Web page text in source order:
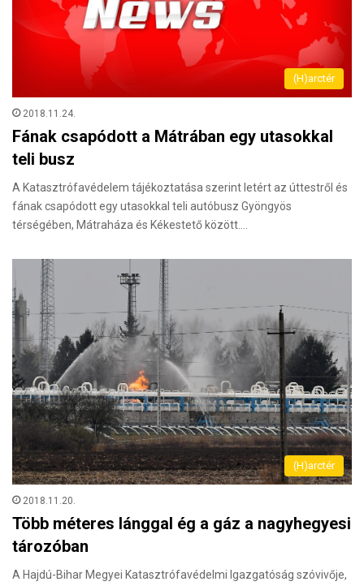
(H)arctér
2018.11.24.
Fának csapódott a Mátrában egy utasokkal
teli busz
A Katasztrófavédelem tájékoztatása szerint letért az úttestről és
fának csapódott egy utasokkal teli autóbusz Gyöngyös
térségében, Mátraháza és Kékestető között.…
(H)arctér
2018.11.20.
Több méteres lánggal ég a gáz a nagyhegyesi
tározóban
A Hajdú-Bihar Megyei Katasztrófavédelmi Igazgatóság szóvivője,